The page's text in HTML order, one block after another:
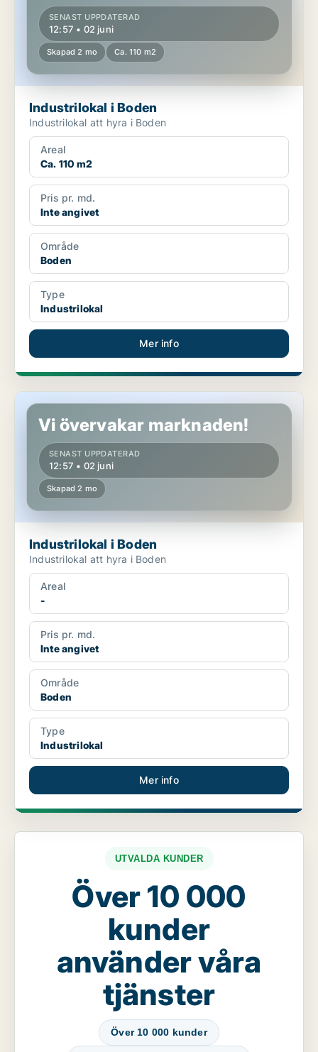
SENAST UPPDATERAD
12:57 • 02 juni
Skapad 2 mo Ca. 110 m2
Industrilokal i Boden
Industrilokal att hyra i Boden
Areal
Ca. 110 m2
Pris pr. md.
Inte angivet
Område
Boden
Type
Industrilokal
Mer info
Industrilokal i Boden
Vi övervakar marknaden!
SENAST UPPDATERAD
12:57 • 02 juni
Skapad 2 mo
Industrilokal i Boden
Industrilokal att hyra i Boden
Areal
-
Pris pr. md.
Inte angivet
Område
Boden
Type
Industrilokal
Mer info
UTVALDA KUNDER
Över 10 000
kunder
använder våra
tjänster
Över 10 000 kunder